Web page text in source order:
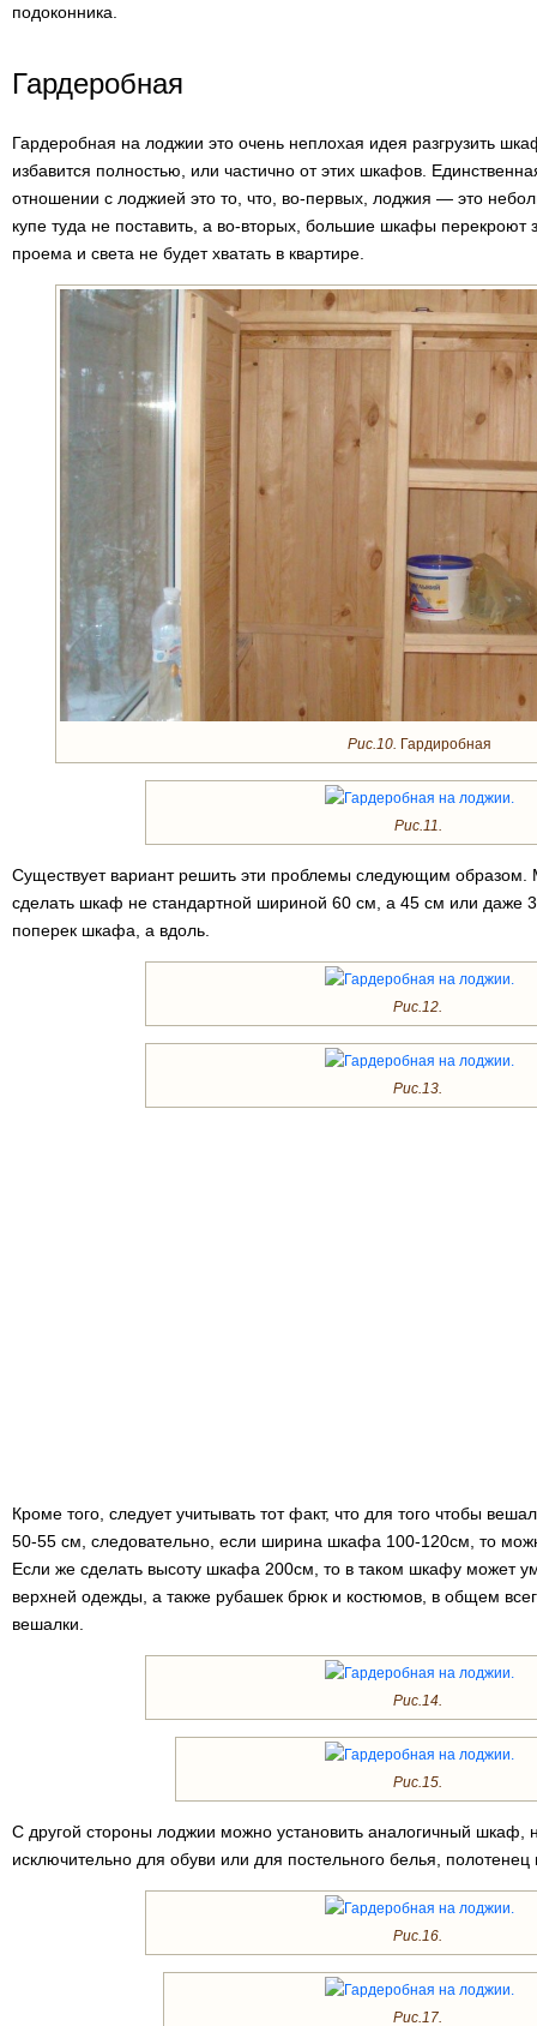
подоконника.
Гардеробная
Гардеробная на лоджии это очень неплохая идея разгрузить
избавится полностью, или частично от этих шкафов.
отношении с лоджией это то, что, во-первых, лоджия — это
купе туда не поставить, а во-вторых, большие шкафы перекроют
проема и света не будет хватать в квартире.
Рис.10. Гардиробная
Рис.11.
Существует вариант решить эти проблемы следующим
сделать шкаф не стандартной шириной 60 см, а 45 см или даже
поперек шкафа, а вдоль.
Рис.12.
Рис.13.
Кроме того, следует учитывать тот факт, что для того чтобы
50-55 см, следовательно, если ширина шкафа 100-120см, то
Если же сделать высоту шкафа 200см, то в таком шкафу может
верхней одежды, а также рубашек брюк и костюмов, в общем
вешалки.
Рис.14.
Рис.15.
С другой стороны лоджии можно установить аналогичный
исключительно для обуви или для постельного белья, полотенец
Рис.16.
Рис.17.